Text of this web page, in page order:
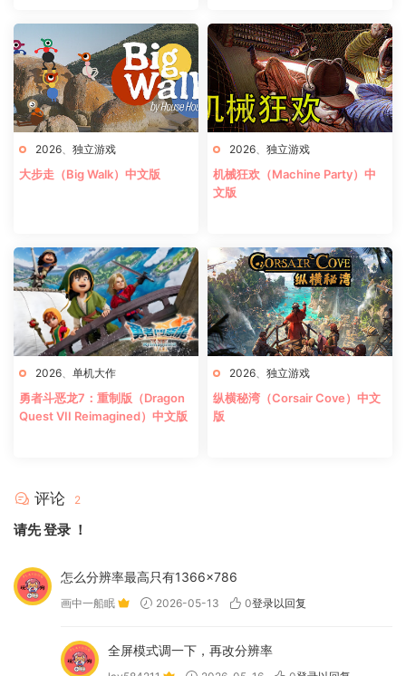
2026、 独立游戏
大步走（Big Walk）中文版
2026、 独立游戏
机械狂欢（Machine Party）中
文版
2026、 单机大作
勇者斗恶龙7：重制版（Dragon
Quest VII Reimagined）中文版
2026、 独立游戏
纵横秘湾（Corsair Cove）中文
版
评论 2
请先登录 ！
怎么分辨率最高只有1366×786
画中一船眠 2026-05-13 0登录以回复
全屏模式调一下，再改分辨率